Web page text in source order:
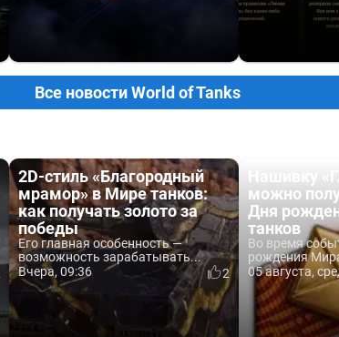
Все новости World of Tanks
2D-стиль «Благородный
мрамор» в Мире танков:
как получать золото за
победы
Его главная особенность —
возможность зарабатывать...
Вчера, 09:36
2
Нашивку
можно
Дня
танков
Во время
рождения
05 августа,